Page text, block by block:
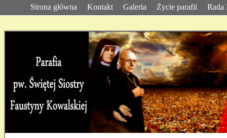
Strona główna Kontakt Galeria Życie parafii Rada